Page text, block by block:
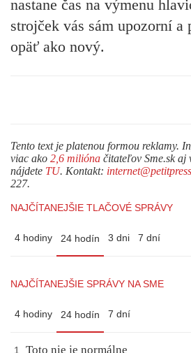
nastane čas na výmenu
strojček vás sám upozorní a
opäť ako nový.
Tento text je platenou formou reklamy.
viac ako 2,6 milióna čitateľov Sme.sk aj
nájdete TU. Kontakt:
227.
NAJČÍTANEJŠIE TLAČOVÉ SPRÁVY
4 hodiny 24 hodín 3 dni 7 dní
NAJČÍTANEJŠIE SPRÁVY NA SME
4 hodiny 24 hodín 7 dní
1 Toto nie je normálne